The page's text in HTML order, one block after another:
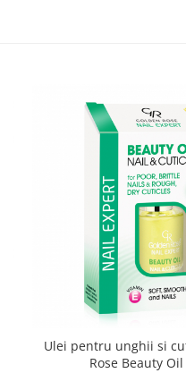
Ulei pentru unghii si
Rose Beauty